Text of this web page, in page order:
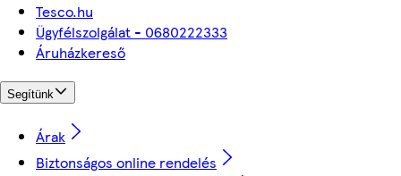
Tesco.hu
Ügyfélszolgálat - 0680222333
Áruházkereső
Segítünk
Árak
Biztonságos online rendelés